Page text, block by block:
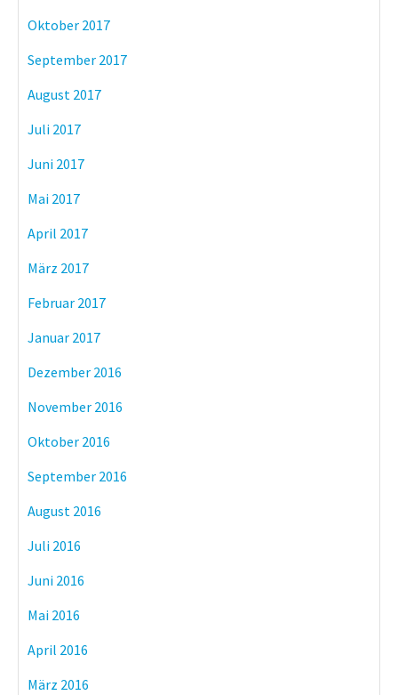
Oktober 2017
September 2017
August 2017
Juli 2017
Juni 2017
Mai 2017
April 2017
März 2017
Februar 2017
Januar 2017
Dezember 2016
November 2016
Oktober 2016
September 2016
August 2016
Juli 2016
Juni 2016
Mai 2016
April 2016
März 2016